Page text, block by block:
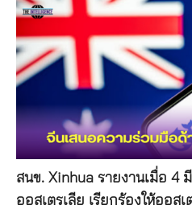
สนข. Xinhua รายงานเมื่อ 4
ออสเตรเลีย เรียกร้องให้ออส